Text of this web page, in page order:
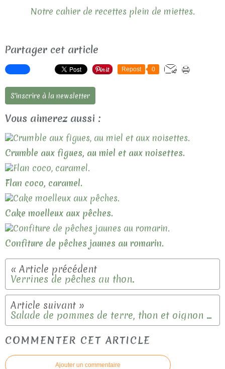
Notre cahier de recettes plein de miettes.
Partager cet article
Repost 0
S'inscrire à la newsletter
Vous aimerez aussi :
Crumble aux figues, au miel et aux noisettes.
Flan coco, caramel.
Cake moelleux aux pêches.
Confiture de pêches jaunes au romarin.
Verrines de pêches au thon.
Salade de pommes de terre, thon et oignon rouge.
COMMENTER CET ARTICLE
Ajouter un commentaire